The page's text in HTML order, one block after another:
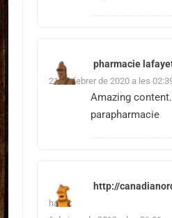
pharmacie
21 de febrer de 2020 a les
Amazing
parapharmacie
http://
ha dit: